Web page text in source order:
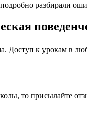
разбирали
Доступ к урокам в
то присылайте